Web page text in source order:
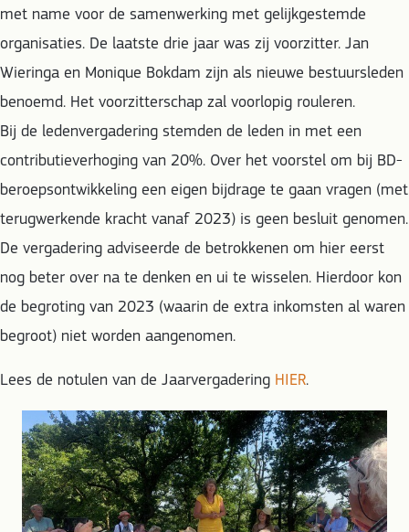
met name voor de samenwerking met gelijkgestemde
organisaties. De laatste drie jaar was zij voorzitter. Jan
Wieringa en Monique Bokdam zijn als nieuwe bestuursleden
benoemd. Het voorzitterschap zal voorlopig rouleren.
Bij de ledenvergadering stemden de leden in met een
contributieverhoging van 20%. Over het voorstel om bij BD-
beroepsontwikkeling een eigen bijdrage te gaan vragen (met
terugwerkende kracht vanaf 2023) is geen besluit genomen.
De vergadering adviseerde de betrokkenen om hier eerst
nog beter over na te denken en ui te wisselen. Hierdoor kon
de begroting van 2023 (waarin de extra inkomsten al waren
begroot) niet worden aangenomen.
Lees de notulen van de Jaarvergadering HIER.